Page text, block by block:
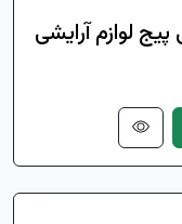
لوازم آرایشی